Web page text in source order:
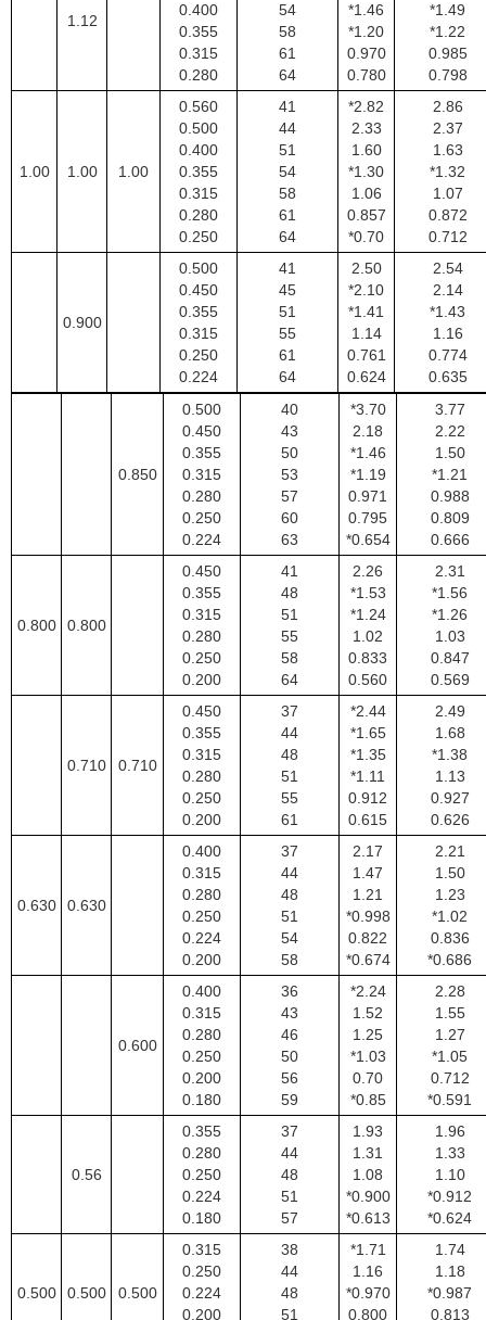
1.12
0.400
0.355
0.315
0.280
54
58
61
64
*1.46
*1.20
0.970
0.780
*1.49
*1.22
0.985
0.798
1.00 1.00 1.00
0.560
0.500
0.400
0.355
0.315
0.280
0.250
41
44
51
54
58
61
64
*2.82
2.33
1.60
*1.30
1.06
0.857
*0.70
2.86
2.37
1.63
*1.32
1.07
0.872
0.712
0.900
0.500
0.450
0.355
0.315
0.250
0.224
41
45
51
55
61
64
2.50
*2.10
*1.41
1.14
0.761
0.624
2.54
2.14
*1.43
1.16
0.774
0.635
0.850
0.500
0.450
0.355
0.315
0.280
0.250
0.224
40
43
50
53
57
60
63
*3.70
2.18
*1.46
*1.19
0.971
0.795
*0.654
3.77
2.22
1.50
*1.21
0.988
0.809
0.666
0.800 0.800
0.450
0.355
0.315
0.280
0.250
0.200
41
48
51
55
58
64
2.26
*1.53
*1.24
1.02
0.833
0.560
2.31
*1.56
*1.26
1.03
0.847
0.569
0.710 0.710
0.450
0.355
0.315
0.280
0.250
0.200
37
44
48
51
55
61
*2.44
*1.65
*1.35
*1.11
0.912
0.615
2.49
1.68
*1.38
1.13
0.927
0.626
0.630 0.630
0.400
0.315
0.280
0.250
0.224
0.200
37
44
48
51
54
58
2.17
1.47
1.21
*0.998
0.822
*0.674
2.21
1.50
1.23
*1.02
0.836
*0.686
0.600
0.400
0.315
0.280
0.250
0.200
0.180
36
43
46
50
56
59
*2.24
1.52
1.25
*1.03
0.70
*0.85
2.28
1.55
1.27
*1.05
0.712
*0.591
0.56
0.355
0.280
0.250
0.224
0.180
37
44
48
51
57
1.93
1.31
1.08
*0.900
*0.613
1.96
1.33
1.10
*0.912
*0.624
0.500 0.500 0.500
0.315
0.250
0.224
0.200
38
44
48
51
*1.71
1.16
*0.970
0.800
1.74
1.18
*0.987
0.813